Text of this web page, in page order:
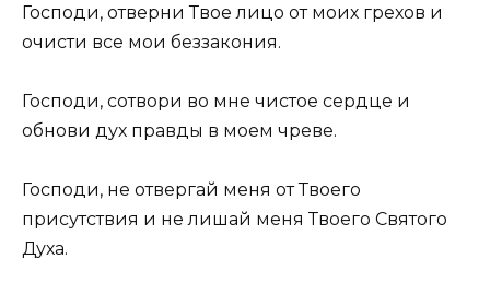
Господи, отверни Твое лицо от моих грехов и
очисти все мои беззакония.
Господи, сотвори во мне чистое сердце и
обнови дух правды в моем чреве.
Господи, не отвергай меня от Твоего
присутствия и не лишай меня Твоего Святого
Духа.